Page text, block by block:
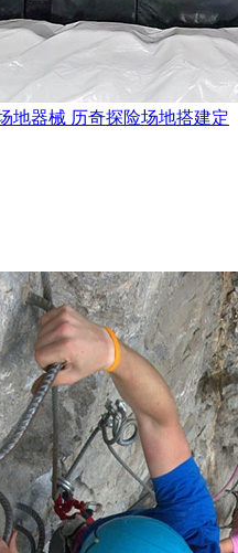
地器械 历奇探险场地搭建定